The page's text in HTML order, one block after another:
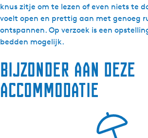
knus zitje om te lezen of even niets te
voelt open en prettig aan met genoeg
ontspannen. Op verzoek is een
bedden mogelijk.
Bijzonder aan deze
accommodatie
&
B
7
d
H
e
m
e